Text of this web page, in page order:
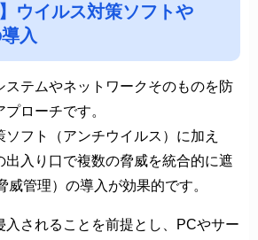
ウイルス対策ソフトや
入
ステムやネットワークそのものを防
ローチです。
フト（アンチウイルス）に加え
出入り口で複数の脅威を統合的に遮
威管理）の導入が効果的です。
入されることを前提とし、PCやサー